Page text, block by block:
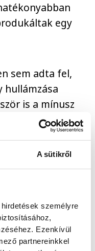
A sütikről
személyre
Ezenkívül
partnereinkkel
egy
sem adta fel,
hullámzása
is a mínusz
egyszer sem
több
a Metz
és
csak